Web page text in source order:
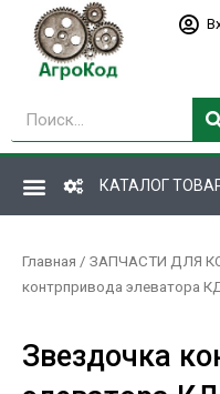
Перейти
содержимому
Поиск
КАТАЛОГ
Главная / ЗАПЧАСТИ ДЛЯ
контрпривода элеватора
Звездочка